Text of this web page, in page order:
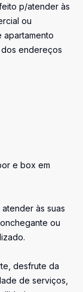
p/atender às
ou
apartamento
endereços
e box em
às suas
ou
desfrute da
de serviços,